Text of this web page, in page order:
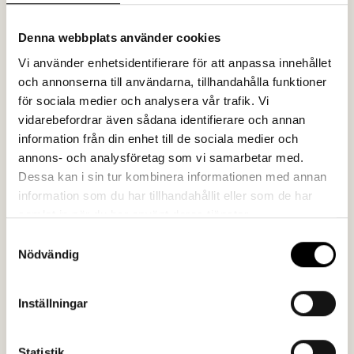
Denna webbplats använder cookies
Vi använder enhetsidentifierare för att anpassa innehållet
och annonserna till användarna, tillhandahålla funktioner
för sociala medier och analysera vår trafik. Vi
vidarebefordrar även sådana identifierare och annan
information från din enhet till de sociala medier och
annons- och analysföretag som vi samarbetar med.
Dessa kan i sin tur kombinera informationen med annan
information som du har tillhandahållit eller som de har
samlat in när du har använt deras tjänster.
Nödvändig
Inställningar
Ställ dig själv frågan vad du tycker om en människa
utan personlighet? Hur känns hen? Det blir inte bättre
av att vi lämnar över allt mer ansvar på våra datorer. AI
är bra på mycket, men en sak som den fortfarande
saknar är personlighet. Så se till att använda din.
Ibland får man kommentarer som “det är för
klassiskt exempel på att hitta en tonalitet med
personlighet är “middagsbjudningen”. Hur skulle du
berätta om ditt komplexa företag för någon som
hamnat bredvid dig på en fest? Hur skulle du få hen